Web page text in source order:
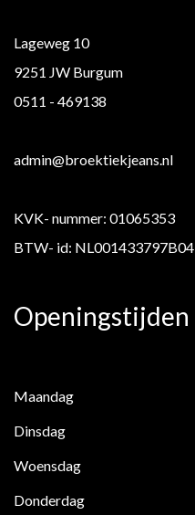
Lageweg 10
9251 JW Burgum
0511 - 469138
admin@broektiekjeans.nl
KVK- nummer: 01065353
BTW- id: NL001433797B04
Openingstijden
Maandag
Dinsdag
Woensdag
Donderdag